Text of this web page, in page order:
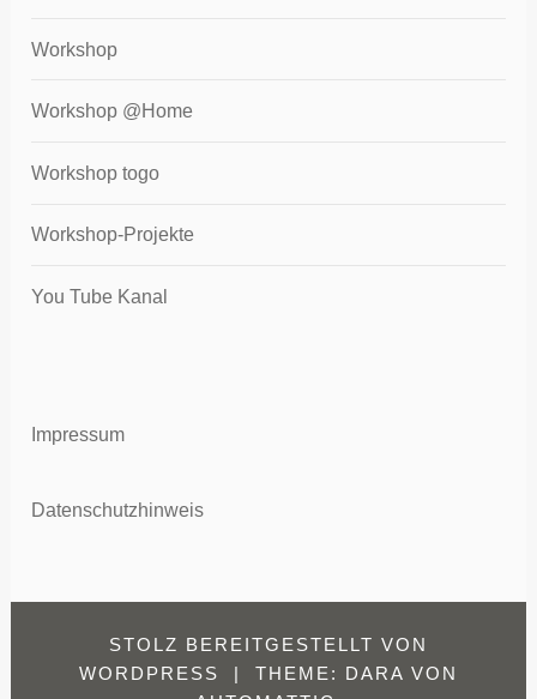
Workshop
Workshop @Home
Workshop togo
Workshop-Projekte
You Tube Kanal
Impressum
Datenschutzhinweis
STOLZ BEREITGESTELLT VON
WORDPRESS
|
THEME: DARA VON